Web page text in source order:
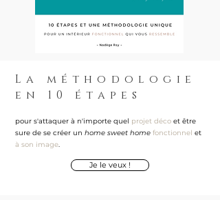
La méthodologie
en 10 étapes
pour s'attaquer à n'importe quel projet déco et être
sure de se créer un home sweet home fonctionnel et
à son image.
Je le veux !